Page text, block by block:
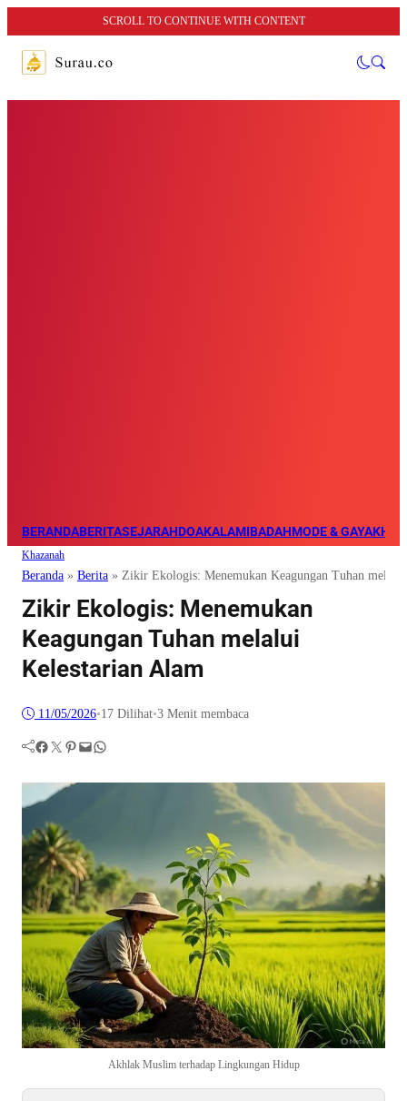
SCROLL TO CONTINUE WITH CONTENT
BERANDABERITASEJARAHDOAKALAMIBADAHMODE & GAYA
Khazanah
Beranda » Berita » Zikir Ekologis: Menemukan Keagungan Tuhan
Zikir Ekologis: Menemukan
Keagungan Tuhan melalui
Kelestarian Alam
11/05/2026•17 Dilihat•3 Menit membaca
Facebook Twitter Pinterest Mail WhatsApp
Akhlak Muslim terhadap Lingkungan Hidup